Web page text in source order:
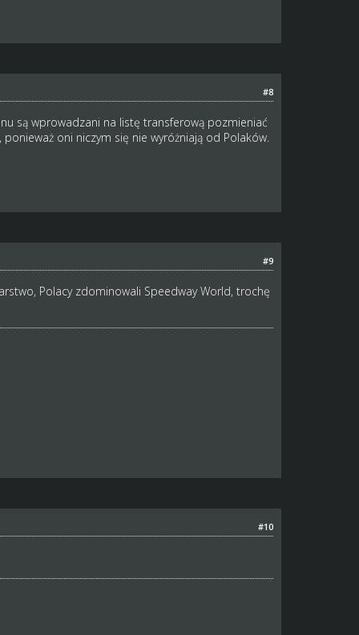
#8
są wprowadzani na listę transferową pozmieniać
oni niczym się nie wyróżniają od Polaków.
#9
Polacy zdominowali Speedway World, trochę
#10